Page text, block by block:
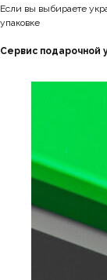
Если вы выбираете
упаковке
Сервис подарочной